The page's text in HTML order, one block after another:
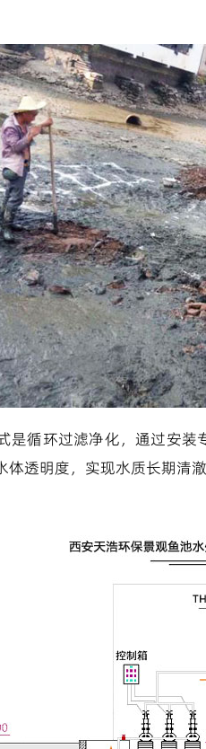
是循环过滤净化，通过安装
透明度，实现水质长期清